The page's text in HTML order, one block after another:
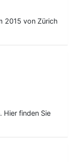
2015 von Zürich
Hier finden Sie